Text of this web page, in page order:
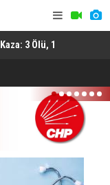
3 Ölü, 1
1 2 3 4 5 6 7